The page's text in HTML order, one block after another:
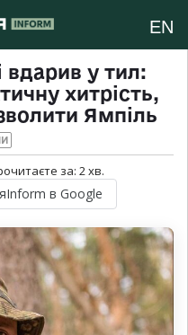
EN
вдарив у тил:
хитрість,
Ямпіль
за: 2хв.
в Google